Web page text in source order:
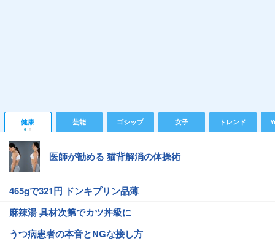
健康 芸能 ゴシップ 女子 トレンド
医師が勧める 猫背解消の体操術
465gで321円 ドンキプリン品薄
麻辣湯 具材次第でカツ丼級に
うつ病患者の本音とNGな接し方